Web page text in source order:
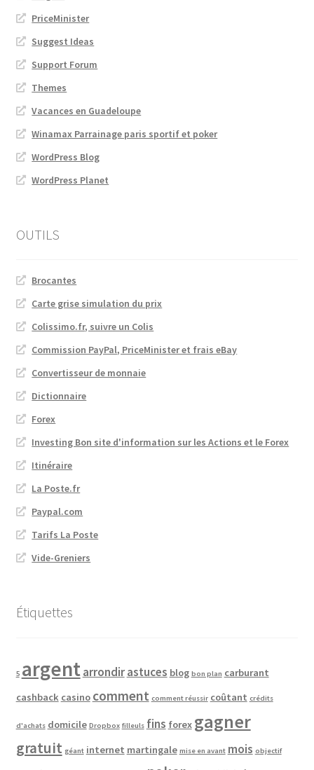
PriceMinister
Suggest Ideas
Support Forum
Themes
Vacances en Guadeloupe
Winamax Parrainage paris sportif et poker
WordPress Blog
WordPress Planet
OUTILS
Brocantes
Carte grise simulation du prix
Colissimo.fr, suivre un Colis
Commission PayPal, PriceMinister et frais eBay
Convertisseur de monnaie
Dictionnaire
Forex
Investing Bon site d'information sur les Actions et le Forex
Itinéraire
La Poste.fr
Paypal.com
Tarifs La Poste
Vide-Greniers
Étiquettes
5 argentarrondirastuces blog bon plan carburant
cashback casino comment comment réussir coûtant crédits
d'achats domicile Dropbox filleuls fins forex gagner
gratuit géant internet martingale mise en avant mois objectif